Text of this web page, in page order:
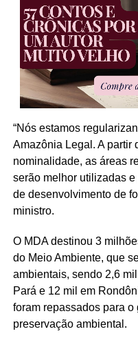
“Nós estamos
Amazônia Legal. A partir
nominalidade, as áreas
serão melhor utilizadas
de desenvolvimento de
ministro.
O MDA destinou 3
do Meio Ambiente, que
ambientais, sendo 2,6
Pará e 12 mil em
foram repassados para o
preservação ambiental.